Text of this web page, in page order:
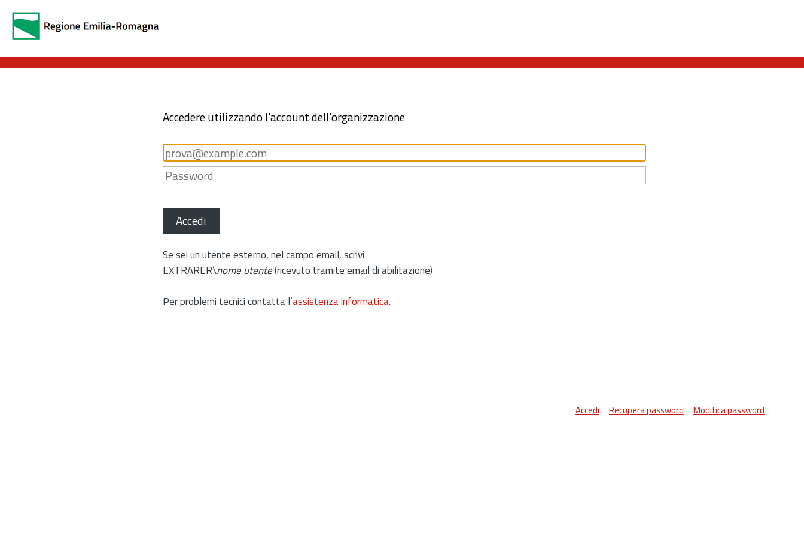
Accedere utilizzando l'account dell'organizzazione
Accedi
Se sei un utente esterno, nel campo email, scrivi
EXTRARER\nome utente(ricevuto tramite email di abilitazione)
Per problemi tecnici contatta l’assistenza informatica.
Accedi Recupera password Modifica password